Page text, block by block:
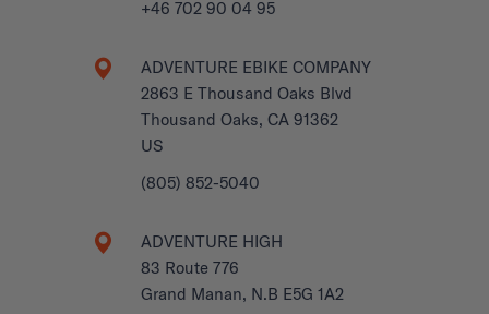
+46 702 90 04 95
ADVENTURE EBIKE COMPANY
2863 E Thousand Oaks Blvd
Thousand Oaks, CA 91362
US
(805) 852-5040
ADVENTURE HIGH
83 Route 776
Grand Manan, N.B E5G 1A2